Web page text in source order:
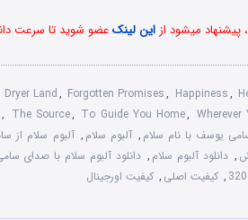
پیشنهاد میشود از این لینک عضو شوید تا سرعت
Dryer Land, Forgotten Promises, Happiness,
, The Source, To Guide You Home, Wherever
یوسف با نام سلام , آلبوم سلام , آلبوم سلام از
, دانلود آلبوم سلام , دانلود آلبوم سلام با صدای
, کیفیت اصلی , کیفیت اورجینال